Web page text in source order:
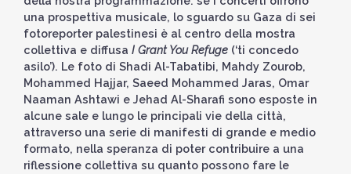
una prospettiva musicale, lo sguardo su Gaza di sei
fotoreporter palestinesi è al centro della mostra
collettiva e diffusa I Grant You Refuge (‘ti concedo
asilo’). Le foto di Shadi Al-Tabatibi, Mahdy Zourob,
Mohammed Hajjar, Saeed Mohammed Jaras, Omar
Naaman Ashtawi e Jehad Al-Sharafi sono esposte in
alcune sale e lungo le principali vie della città,
attraverso una serie di manifesti di grande e medio
formato, nella speranza di poter contribuire a una
riflessione collettiva su quanto possono fare le